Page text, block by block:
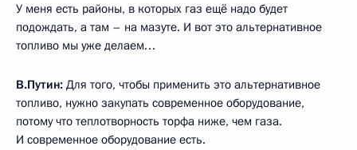
У меня есть районы, в которых газ ещё надо будет
подождать, а там – на мазуте. И вот это альтернативное
топливо мы уже делаем…
В.Путин: Для того, чтобы применить это альтернативное
топливо, нужно закупать современное оборудование,
потому что теплотворность торфа ниже, чем газа.
И современное оборудование есть.